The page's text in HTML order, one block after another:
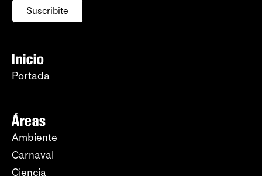
Suscribite
Inicio
Portada
Áreas
Ambiente
Carnaval
Ciencia